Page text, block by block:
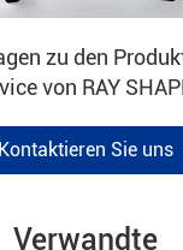
zu den
von RAY
Kontaktieren Sie uns
Verwandte